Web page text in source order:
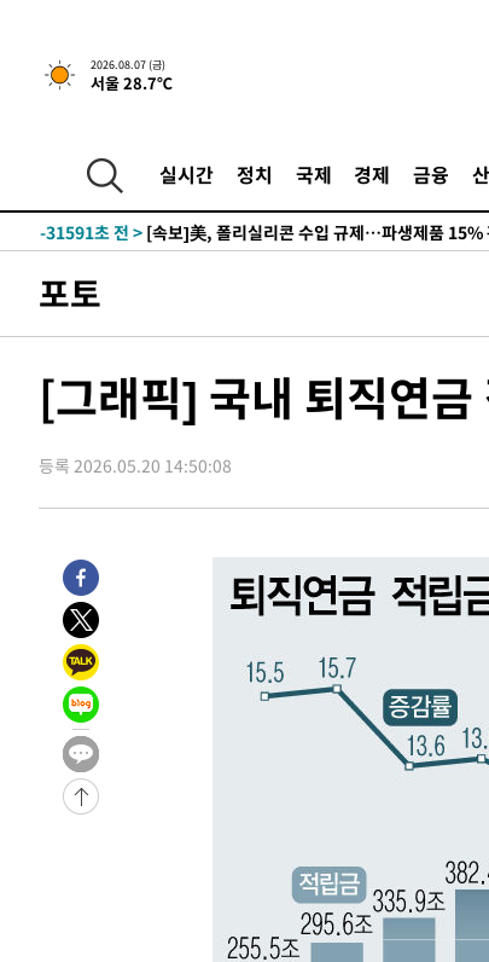
2026.08.07 (금)
서울 28.7℃
실시간 정치 국제 경제 금융
-27442초 전 >
-31591초 전 > [속보]美, 폴리실리콘 수입 규제…파생제품 15%
-27442초 전 >
-31591초 전 >[속보]美, 폴리실리콘 수입 규제…파생제품 15%
-27442초 전 > [속보] 뉴욕증시, 일제 하락 마감…나스닥
포토
[그래픽] 국내 퇴직연
등록 2026.05.20 14:50:08